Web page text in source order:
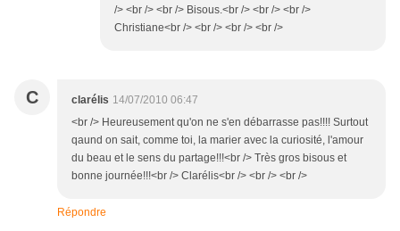
/> <br /> <br /> Bisous.<br /> <br /> <br />
Christiane<br /> <br /> <br /> <br />
C clarélis 14/07/2010 06:47
<br /> Heureusement qu'on ne s'en débarrasse pas!!!! Surtout
qaund on sait, comme toi, la marier avec la curiosité, l'amour
du beau et le sens du partage!!!<br /> Très gros bisous et
bonne journée!!!<br /> Clarélis<br /> <br /> <br />
Répondre